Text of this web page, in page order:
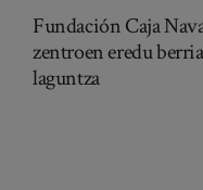
Fundación Caja
zentroen eredu
laguntza